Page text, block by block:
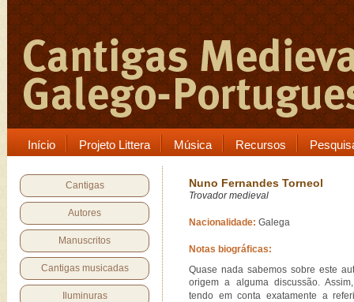
Início Projeto Littera Música Recursos
Cantigas
Autores
Manuscritos
Cantigas musicadas
Iluminuras
Nuno Fernandes Torneol
Trovador medieval
Nacionalidade: Galega
Notas biográficas:
Quase nada sabemos sobre este
origem a alguma discussão.
tendo em conta exatamente a